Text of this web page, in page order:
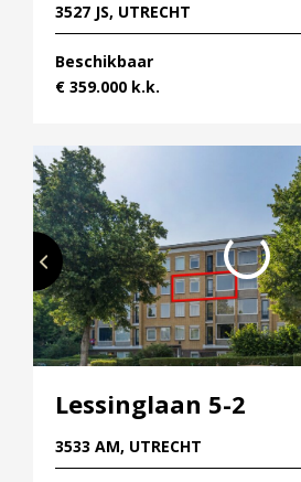
3527 JS, UTRECHT
Beschikbaar
€ 359.000 k.k.
Lessinglaan 5-2
3533 AM, UTRECHT